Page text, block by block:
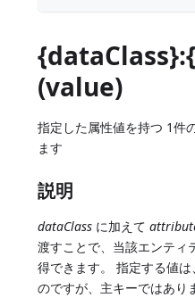
(value)
指定した属性値を持つ 1件
ます
説明
dataClass に加えて
渡すことで、当該エンティ
得できます。 指定する値
のですが、主キーではあり